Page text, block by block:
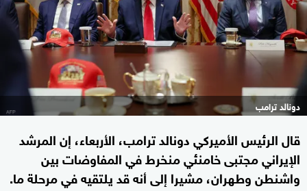
دونالد ترامب
قال الرئيس الأميركي دونالد ترامب، الأربعاء، إن المرشد
الإيراني مجتبى خامنئي منخرط في المفاوضات بين
واشنطن وطهران، مشيرا إلى أنه قد يلتقيه في مرحلة ما.